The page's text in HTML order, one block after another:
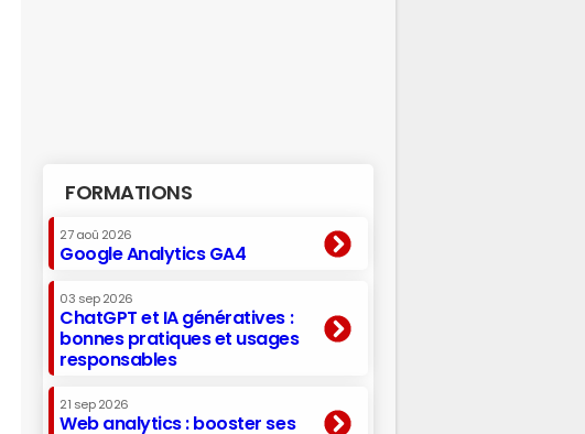
FORMATIONS
27 aoû 2026
Google Analytics GA4
03 sep 2026
ChatGPT et IA génératives :
bonnes pratiques et usages
responsables
21 sep 2026
Web analytics : booster ses